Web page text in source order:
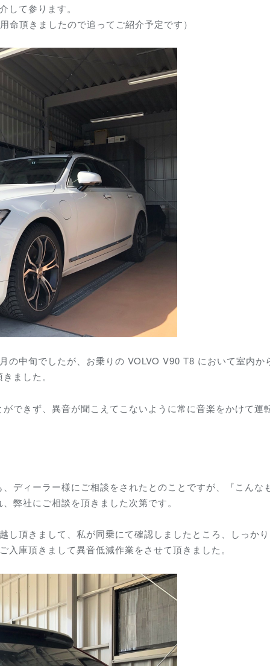
して参ります。
頂きましたので追ってご紹介予定です）
の中旬でしたが、お乗りの VOLVO V90 T8 において室内か
ました。
できず、異音が聞こえてこないように常に音楽をかけて運
ディーラー様にご相談をされたとのことですが、『こんな
弊社にご相談を頂きました次第です。
し頂きまして、私が同乗にて確認しましたところ、しっか
庫頂きまして異音低減作業をさせて頂きました。